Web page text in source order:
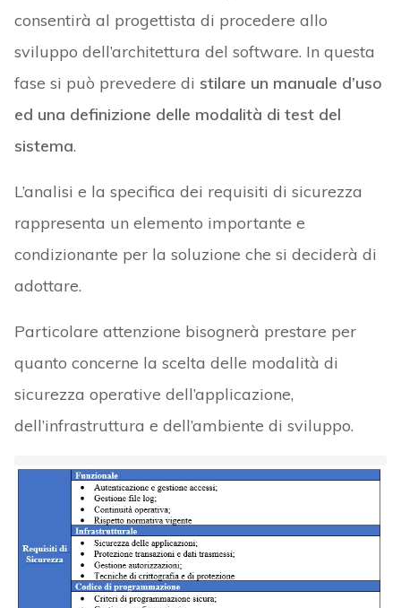
consentirà al progettista di procedere allo
sviluppo dell’architettura del software. In questa
fase si può prevedere di stilare un manuale d’uso
ed una definizione delle modalità di test del
sistema.
L’analisi e la specifica dei requisiti di sicurezza
rappresenta un elemento importante e
condizionante per la soluzione che si deciderà di
adottare.
Particolare attenzione bisognerà prestare per
quanto concerne la scelta delle modalità di
sicurezza operative dell’applicazione,
dell’infrastruttura e dell’ambiente di sviluppo.